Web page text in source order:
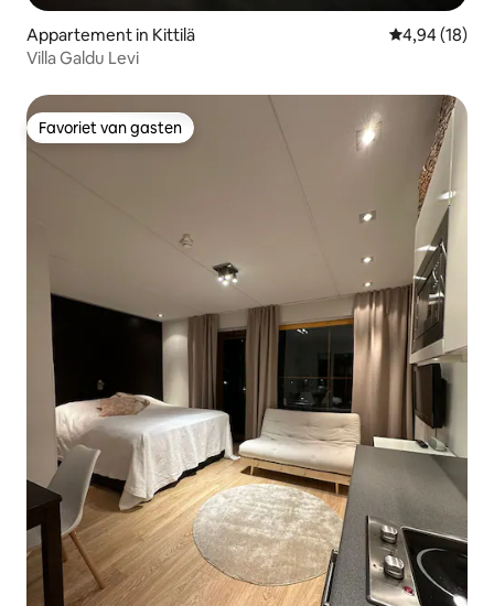
Appartement in Kittilä Gemiddelde
4,94 (18)
Villa Galdu Levi
Favoriet van gasten
Favoriet van gasten